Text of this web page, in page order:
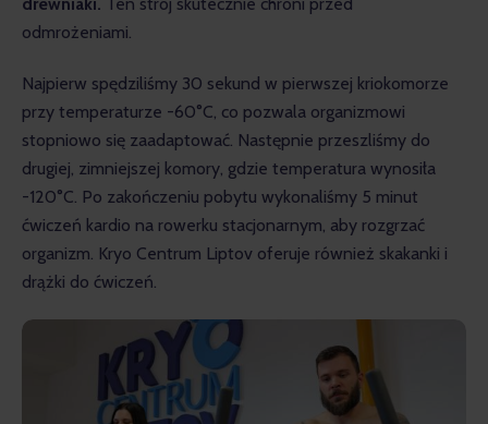
odmrożeniami.
Najpierw spędziliśmy 30 sekund w pierwszej kriokomorze
przy temperaturze -60°C, co pozwala organizmowi
stopniowo się zaadaptować. Następnie przeszliśmy do
drugiej, zimniejszej komory, gdzie temperatura wynosiła
-120°C. Po zakończeniu pobytu wykonaliśmy 5 minut
ćwiczeń kardio na rowerku stacjonarnym, aby rozgrzać
organizm. Kryo Centrum Liptov oferuje również skakanki i
drążki do ćwiczeń.